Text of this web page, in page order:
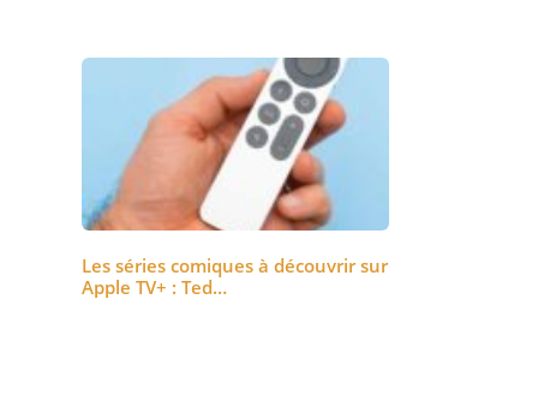
Les séries comiques à découvrir sur
Apple TV+ : Ted…